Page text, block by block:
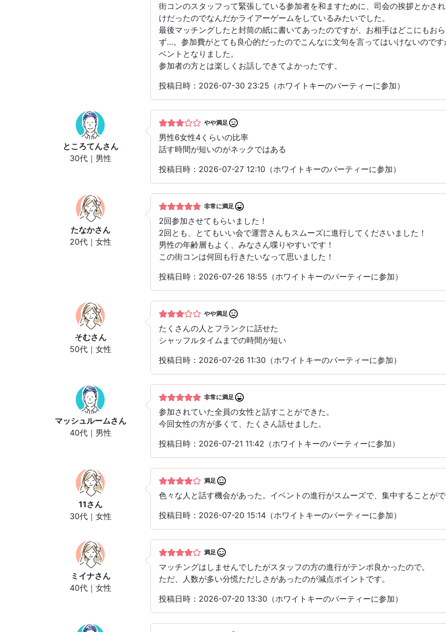
街コンのスタッフって緊張している参加者を和ますために、司会の挨拶とかさ
けだったのでなんだかライアーゲームをしているみたいでした。
最後マッチングしたと封筒の紙に書いてあったのですが、お相手はどこにもお
ず…。参加費がとても良心的だったのでこんなに文句を言ってはいけないので
ベントとなりました。
参加者の方とは楽しくお話しできてよかったです。
投稿日時：2026-07-30 23:25（ホワイトキーのパーティーに参加）
ところてんさん
30代｜男性
やや満足
男性6女性4くらいの比率
話す時間が短いのがネックではある
投稿日時：2026-07-27 12:10（ホワイトキーのパーティーに参加）
たなかさん
20代｜女性
非常に満足
2回参加させてもらいました！
2回とも、とてもいい会で運営さんもスムーズに進行してくださいました！
男性の年齢層もよく、みなさん喋りやすいです！
この街コンは何回も行きたいなって思いました！
投稿日時：2026-07-26 18:55（ホワイトキーのパーティーに参加）
そむさん
50代｜女性
やや満足
たくさんの人とフランクに話せた
シャッフルタイムまでの時間が短い
投稿日時：2026-07-26 11:30（ホワイトキーのパーティーに参加）
マッシュルームさん
40代｜男性
非常に満足
参加されていた全員の女性と話すことができた。
今回女性の方が多くて、たくさん話せました。
投稿日時：2026-07-21 11:42（ホワイトキーのパーティーに参加）
11 さん
30代｜女性
満足
色々な人と話す機会があった。イベントの進行がスムーズで、集中することがで
投稿日時：2026-07-20 15:14（ホワイトキーのパーティーに参加）
ミイナさん
40代｜女性
満足
マッチングはしませんでしたがスタッフの方の進行がテンポ良かったので。
ただ、人数が多い分慌ただしさがあったのが減点ポイントです。
投稿日時：2026-07-20 13:30（ホワイトキーのパーティーに参加）